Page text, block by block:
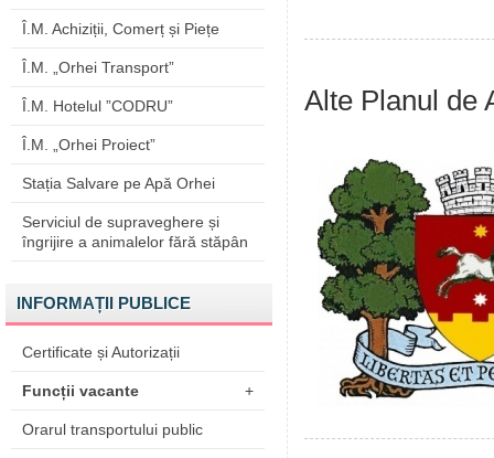
Î.M. Achiziții, Comerț și Piețe
Î.M. „Orhei Transport”
Î.M. Hotelul ”CODRU”
Î.M. „Orhei Proiect”
Stația Salvare pe Apă Orhei
Serviciul de supraveghere și
îngrijire a animalelor fără stăpân
INFORMAȚII PUBLICE
Certificate și Autorizații
Funcții vacante +
Orarul transportului public
Alte Planul de